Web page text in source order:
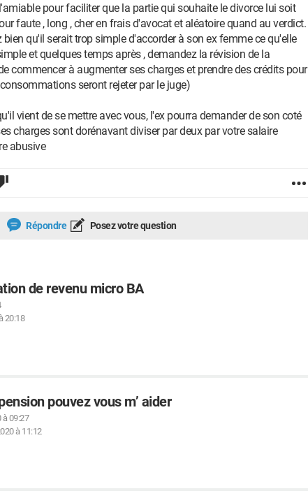
pour faciliter que la partie qui souhaite le divorce lui soit
faute , long , cher en frais d'avocat et aléatoire quand au verdict.
qu'il serait trop simple d'accorder à son ex femme ce qu'elle
et quelques temps après , demandez la révision de la
commencer à augmenter ses charges et prendre des crédits pour
seront rejeter par le juge)
vient de se mettre avec vous, l'ex pourra demander de son coté
charges sont dorénavant diviser par deux par votre salaire
abusive
Répondre Posez votre question
de revenu micro BA
20:18
pouvez vous m’ aider
à 09:27
à 11:12